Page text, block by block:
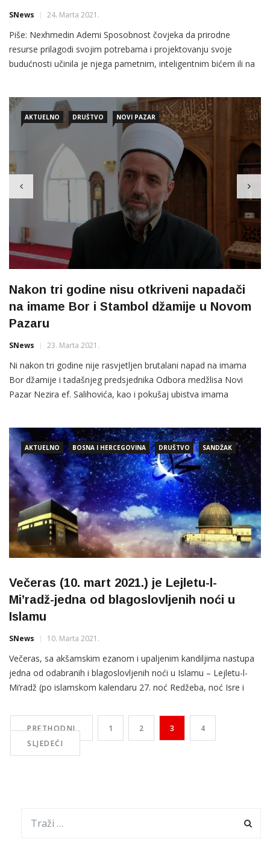
SNews 24. Marta 2021.
Piše: Nexhmedin Ademi Sposobnost čovjeka da prirodne
resurse prilagodi svojim potrebama i projektovanju svoje
budućnosti učinila je njega pametnim, inteligentnim bićem ili na
ispunila najsonovnije biološke potrebe. Homo sapiens je
političko biće
AKTUELNO DRUŠTVO NOVI PAZAR
Nakon tri godine nisu otkriveni napadači
na imame Bor i Stambol džamije u Novom
Pazaru
SNews 23. Marta 2021.
Ni nakon tri godine nije rasvjetljen brutalani napad na imama
Bor džamije i tadašnjeg predsjednika Odbora medžlisa Novi
Pazar Nezira ef. Salihovića, kao i pokušaj ubistva imama
Tužilaštvo nisu do danas saopštili ko su vinovnici i nalagodavci
ovih napada, kao ni
AKTUELNO BOSNA I HERCEGOVINA DRUŠTVO SANDŽAK
Večeras (10. mart 2021.) je Lejletu-l-
Mi’radž-jedna od blagoslovljenih noći u
Islamu
SNews 10. Marta 2021.
Večeras, sa akšamskim ezanom i upaljenim kandiljima nastupa
jedna od odabranih i blagoslovljenih noći u Islamu – Lejletu-l-
Mi’radž (po islamskom kalendaru 27. noć Redžeba, noć Isre i
krilatoj životinji iz Dženneta po imenu Burak predvođen
melekom hz. Džebrailom a.s. u jednom času noći
PRETHODNI 1 2 3
4
SLJEDEĆI